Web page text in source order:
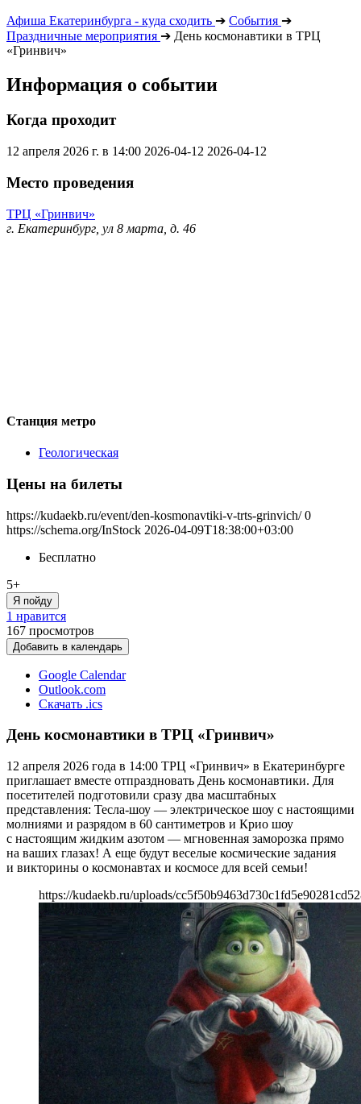
Афиша Екатеринбурга - куда сходить ➔ События ➔
Праздничные мероприятия ➔ День космонавтики в ТРЦ
«Гринвич»
Информация о событии
Когда проходит
12 апреля 2026 г. в 14:00 2026-04-12 2026-04-12
Место проведения
ТРЦ «Гринвич»
г. Екатеринбург, ул 8 марта, д. 46
Станция метро
Геологическая
Цены на билеты
https://kudaekb.ru/event/den-kosmonavtiki-v-trts-grinvich/ 0
https://schema.org/InStock 2026-04-09T18:38:00+03:00
Бесплатно
5+
Я пойду
1 нравится
167 просмотров
Добавить в календарь
Google Calendar
Outlook.com
Скачать .ics
День космонавтики в ТРЦ «Гринвич»
12 апреля 2026 года в 14:00 ТРЦ «Гринвич» в Екатеринбурге
приглашает вместе отпраздновать День космонавтики. Для
посетителей подготовили сразу два масштабных
представления: Тесла-шоу — электрическое шоу с настоящими
молниями и разрядом в 60 сантиметров и Крио шоу
с настоящим жидким азотом — мгновенная заморозка прямо
на ваших глазах! А еще будут веселые космические задания
и викторины о космонавтах и космосе для всей семьи!
https://kudaekb.ru/uploads/